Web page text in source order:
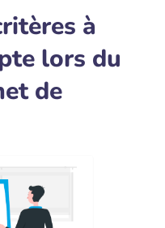
à
lors du
de